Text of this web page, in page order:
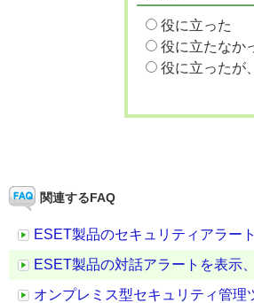
役に立った
役に立たなか
役に立ったが
関連するFAQ
ESET製品のセキュリティアラー
ESET製品の対話アラートを表示
オンプレミス型セキュリティ管